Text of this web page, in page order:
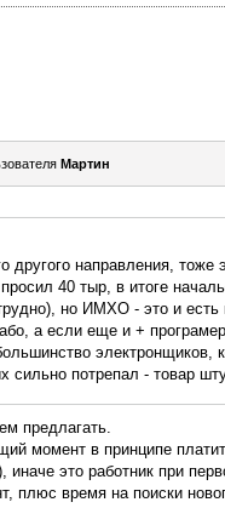
Мартин
другого направления,
40 тыр, в итоге
но ИМХО - это и есть
а если еще и +
электронщиков,
сильно потрепал - товар
предлагать.
момент в принципе
иначе это работник при
плюс время на поиски